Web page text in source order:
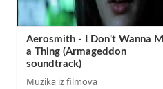
Aerosmith - I Don't Wanna
a Thing (Armageddon
soundtrack)
Muzika iz filmova